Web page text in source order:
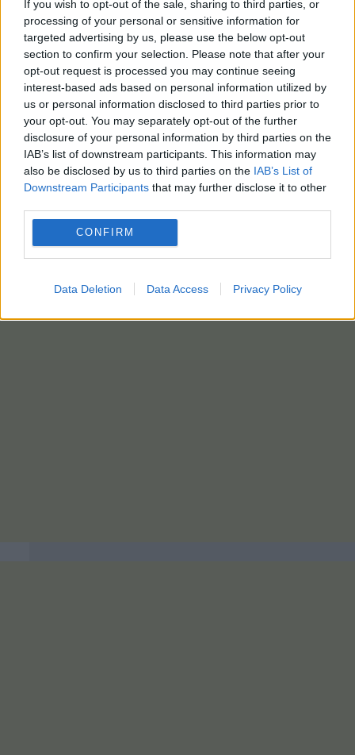
If you wish to opt-out of the sale, sharing to third parties, or
processing of your personal or sensitive information for
targeted advertising by us, please use the below opt-out
section to confirm your selection. Please note that after your
opt-out request is processed you may continue seeing
interest-based ads based on personal information utilized by
us or personal information disclosed to third parties prior to
your opt-out. You may separately opt-out of the further
disclosure of your personal information by third parties on the
IAB’s list of downstream participants. This information may
also be disclosed by us to third parties on the IAB’s List of
Downstream Participants that may further disclose it to other
CONFIRM
Data Deletion Data Access Privacy Policy